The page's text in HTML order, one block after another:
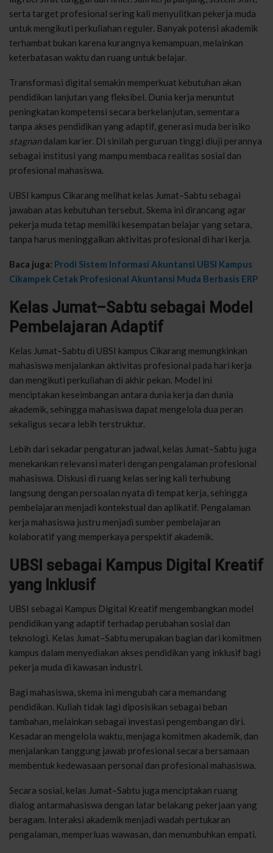
serta target profesional sering kali menyulitkan pekerja muda
untuk mengikuti perkuliahan reguler. Banyak potensi akademik
terhambat bukan karena kurangnya kemampuan, melainkan
keterbatasan waktu dan ruang untuk belajar.
Transformasi digital semakin memperkuat kebutuhan akan
pendidikan lanjutan yang fleksibel. Dunia kerja menuntut
peningkatan kompetensi secara berkelanjutan, sementara
tanpa akses pendidikan yang adaptif, generasi muda berisiko
stagnandalam karier. Di sinilah perguruan tinggi diuji perannya
sebagai institusi yang mampu membaca realitas sosial dan
profesional mahasiswa.
UBSI kampus Cikarang melihat kelas Jumat–Sabtu sebagai
jawaban atas kebutuhan tersebut. Skema ini dirancang agar
pekerja muda tetap memiliki kesempatan belajar yang setara,
tanpa harus meninggalkan aktivitas profesional di hari kerja.
Baca juga: Prodi Sistem Informasi Akuntansi UBSI Kampus
Cikampek Cetak Profesional Akuntansi Muda Berbasis ERP
Kelas Jumat–Sabtu sebagai Model
Pembelajaran Adaptif
Kelas Jumat–Sabtu di UBSI kampus Cikarang memungkinkan
mahasiswa menjalankan aktivitas profesional pada hari kerja
dan mengikuti perkuliahan di akhir pekan. Model ini
menciptakan keseimbangan antara dunia kerja dan dunia
akademik, sehingga mahasiswa dapat mengelola dua peran
sekaligus secara lebih terstruktur.
Lebih dari sekadar pengaturan jadwal, kelas Jumat–Sabtu juga
menekankan relevansi materi dengan pengalaman profesional
mahasiswa. Diskusi di ruang kelas sering kali terhubung
langsung dengan persoalan nyata di tempat kerja, sehingga
pembelajaran menjadi kontekstual dan aplikatif. Pengalaman
kerja mahasiswa justru menjadi sumber pembelajaran
kolaboratif yang memperkaya perspektif akademik.
UBSI sebagai Kampus Digital Kreatif
yang Inklusif
UBSI sebagai Kampus Digital Kreatif mengembangkan model
pendidikan yang adaptif terhadap perubahan sosial dan
teknologi. Kelas Jumat–Sabtu merupakan bagian dari komitmen
kampus dalam menyediakan akses pendidikan yang inklusif bagi
pekerja muda di kawasan industri.
Bagi mahasiswa, skema ini mengubah cara memandang
pendidikan. Kuliah tidak lagi diposisikan sebagai beban
tambahan, melainkan sebagai investasi pengembangan diri.
Kesadaran mengelola waktu, menjaga komitmen akademik, dan
menjalankan tanggung jawab profesional secara bersamaan
membentuk kedewasaan personal dan profesional mahasiswa.
Secara sosial, kelas Jumat–Sabtu juga menciptakan ruang
dialog antarmahasiswa dengan latar belakang pekerjaan yang
beragam. Interaksi akademik menjadi wadah pertukaran
pengalaman, memperluas wawasan, dan menumbuhkan empati.